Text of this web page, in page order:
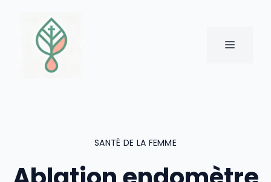
contenu
MENU
SANTÉ DE LA FEMME